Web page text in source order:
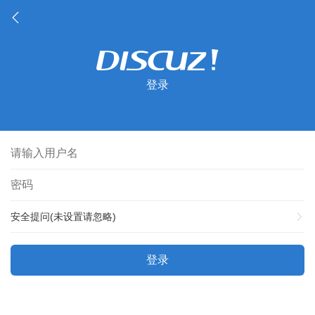
登录
安全提问(未设置请忽略)
登录